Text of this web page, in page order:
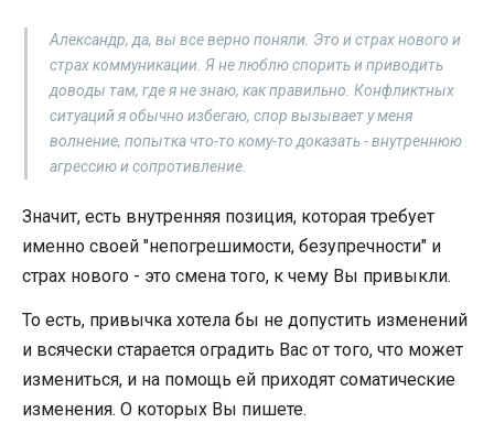
Александр, да, вы все верно поняли. Это и страх нового и
страх коммуникации. Я не люблю спорить и приводить
доводы там, где я не знаю, как правильно. Конфликтных
ситуаций я обычно избегаю, спор вызывает у меня
волнение, попытка что-то кому-то доказать - внутреннюю
агрессию и сопротивление.
Значит, есть внутренняя позиция, которая требует
именно своей "непогрешимости, безупречности" и
страх нового - это смена того, к чему Вы привыкли.
То есть, привычка хотела бы не допустить изменений
и всячески старается оградить Вас от того, что может
измениться, и на помощь ей приходят соматические
изменения. О которых Вы пишете.